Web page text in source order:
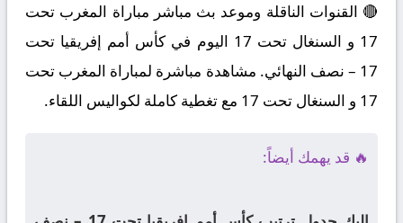
🔴 القنوات الناقلة وموعد بث مباشر مباراة المغرب تحت
17 و السنغال تحت 17 اليوم في كأس أمم إفريقيا تحت
17 – نصف النهائي. مشاهدة مباشرة لمباراة المغرب تحت
17 و السنغال تحت 17 مع تغطية كاملة لكواليس اللقاء.
🔥 قد يهمك أيضاً: